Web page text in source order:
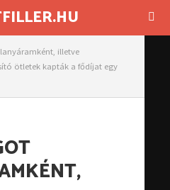
illetve
ötletek kapták a fődíjat egy